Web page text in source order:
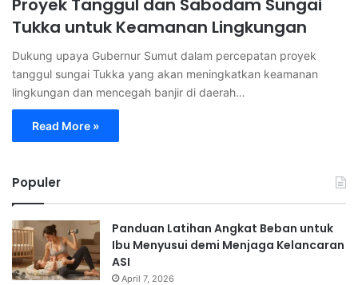
Proyek Tanggul dan Sabodam Sungai
Tukka untuk Keamanan Lingkungan
Dukung upaya Gubernur Sumut dalam percepatan proyek
tanggul sungai Tukka yang akan meningkatkan keamanan
lingkungan dan mencegah banjir di daerah…
Read More »
Populer
Panduan Latihan Angkat Beban untuk
Ibu Menyusui demi Menjaga Kelancaran
ASI
April 7, 2026